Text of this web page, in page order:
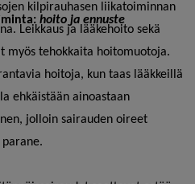
hoito ja ennuste
kilpirauhasen liikatoiminnan
Leikkaus ja lääkehoito sekä
myös tehokkaita hoitomuotoja.
hoitoja, kun taas lääkkeillä
ehkäistään ainoastaan
jolloin sairauden oireet